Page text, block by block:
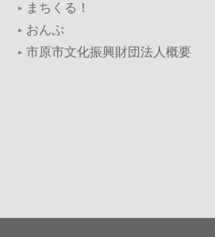
まちくる！
おんぷ
市原市文化振興財団法人概要